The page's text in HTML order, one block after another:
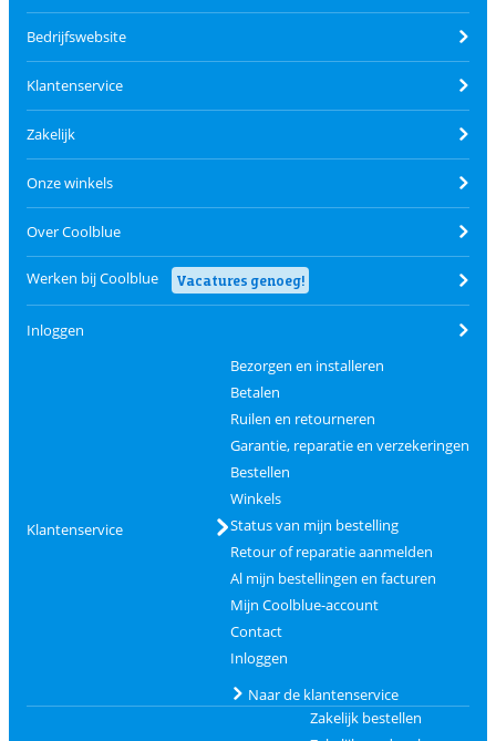
Bedrijfswebsite
Klantenservice
Zakelijk
Onze winkels
Over Coolblue
Werken bij Coolblue Vacatures genoeg!
Inloggen
Klantenservice
Bezorgen en installeren
Betalen
Ruilen en retourneren
Garantie, reparatie en verzekeringen
Bestellen
Winkels
Status van mijn bestelling
Retour of reparatie aanmelden
Al mijn bestellingen en facturen
Mijn Coolblue-account
Contact
Inloggen
Naar de klantenservice
Zakelijk bestellen